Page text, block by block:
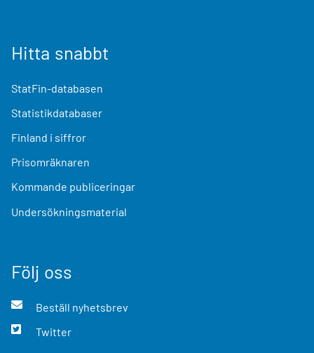
Hitta snabbt
StatFin-databasen
Statistikdatabaser
Finland i siffror
Prisomräknaren
Kommande publiceringar
Undersökningsmaterial
Följ oss
Beställ nyhetsbrev
Twitter